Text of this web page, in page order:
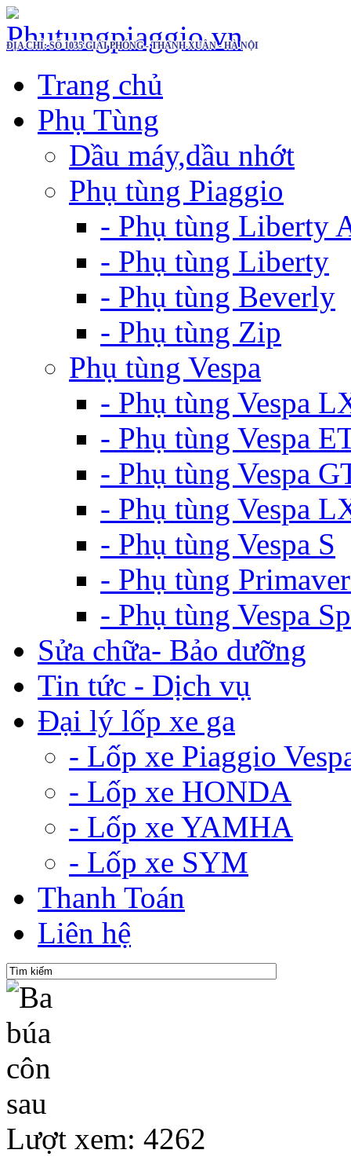
ĐỊA CHỈ: SỐ 1035 GIẢI PHÓNG - THANH XUÂN - HÀ NỘI
Trang chủ
Phụ Tùng
Dầu máy,dầu nhớt
Phụ tùng Piaggio
- Phụ tùng Liberty
- Phụ tùng Liberty
- Phụ tùng Beverly
- Phụ tùng Zip
Phụ tùng Vespa
- Phụ tùng Vespa
- Phụ tùng Vespa
- Phụ tùng Vespa
- Phụ tùng Vespa
- Phụ tùng Vespa S
- Phụ tùng
- Phụ tùng Vespa
Sửa chữa- Bảo dưỡng
Tin tức - Dịch vụ
Đại lý lốp xe ga
- Lốp xe Piaggio
- Lốp xe HONDA
- Lốp xe YAMHA
- Lốp xe SYM
Thanh Toán
Liên hệ
Lượt xem: 4262